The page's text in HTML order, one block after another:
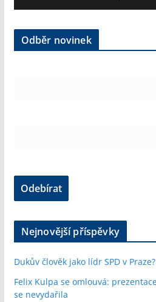
Odběr novinek
Nejnovější příspěvky
Dukův člověk jako lídr SPD v
Felix Kulpa se omlouvá:
se nevydařila